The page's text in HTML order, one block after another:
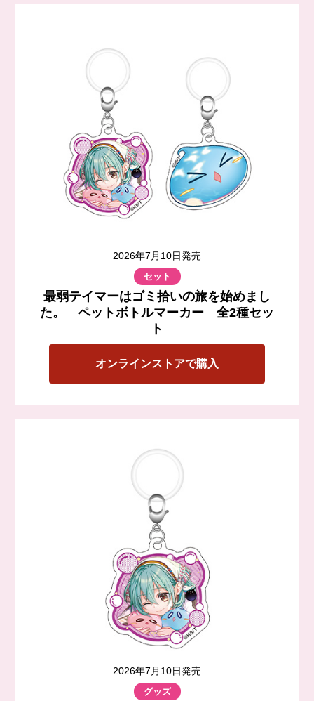
2026年7月10日発売
セット
最弱テイマーはゴミ拾いの旅を始めまし
た。 ペットボトルマーカー 全2種セッ
ト
オンラインストアで購入
2026年7月10日発売
グッズ